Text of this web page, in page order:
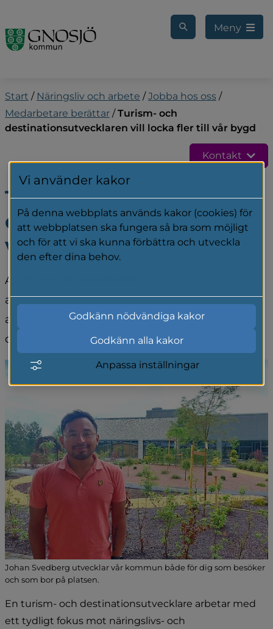
Meny
Start / Näringsliv och arbete / Jobba hos oss /
Medarbetare berättar / Turism- och
destinationsutvecklaren vill locka fler till vår bygd
Kontakt
Turism- och
destinationsutvecklaren
vill locka fler till vår bygd
Att sätta vår trakt på kartan och lyfta fram
attraktioner är något av vad Johan Svedberg
arbetar med som turism- och
destinationsutvecklare.
Johan Svedberg utvecklar vår kommun både för dig som besöker
och som bor på platsen.
En turism- och destinationsutvecklare arbetar med
ett tydligt fokus mot näringslivs- och
Vi använder kakor
På denna webbplats används kakor (cookies) för
att webbplatsen ska fungera så bra som möjligt
och för att vi ska kunna förbättra och utveckla
den efter dina behov.
Godkänn nödvändiga kakor
Godkänn alla kakor
Anpassa inställningar